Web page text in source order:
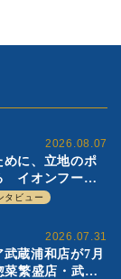
2026.08.07
めに、立地のポ
イオンフード
タビュー
2026.07.31
蔵浦和店が7月
菜繁盛店・武蔵